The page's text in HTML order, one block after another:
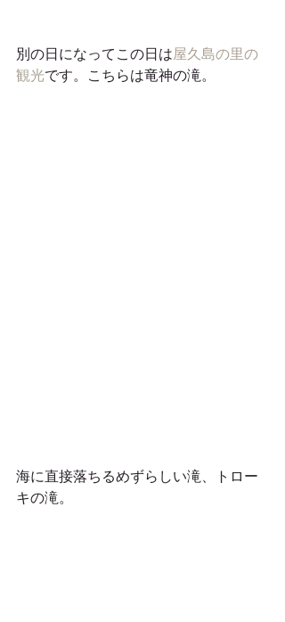
別の日になってこの日は屋久島の里の
観光です。こちらは竜神の滝。
海に直接落ちるめずらしい滝、トロー
キの滝。